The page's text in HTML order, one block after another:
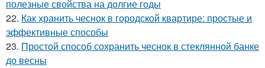
полезные свойства на долгие годы
22. Как хранить чеснок в городской квартире: простые и
эффективные способы
23. Простой способ сохранить чеснок в стеклянной банке
до весны